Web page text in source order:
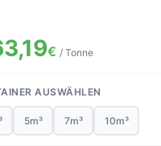
€ / Tonne
AUSWÄHLEN
5m³ 7m³ 10m³